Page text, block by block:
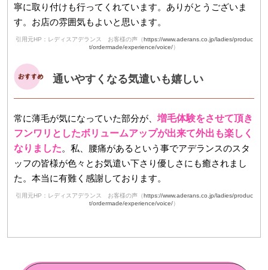
寧に取り付けも行ってくれています。ありがとうございま
す。お店の雰囲気もよいと思います。
引用元HP：レディスアデランス お客様の声（https://www.aderans.co.jp/ladies/produc
t/ordermade/experience/voice/）
通いやすくなる気遣いも嬉しい
常に薄毛が気になっていた部分が、 増毛体験をさせて頂き
フンワリとしたボリュームアップが出来て外出も楽しく
なりました。私、腰痛があるという事でアデランスのスタ
ッフの皆様が色々とお気遣い下さり優しさにも癒されまし
た。本当に有難く感謝しております。
引用元HP：レディスアデランス お客様の声（https://www.aderans.co.jp/ladies/produc
t/ordermade/experience/voice/）